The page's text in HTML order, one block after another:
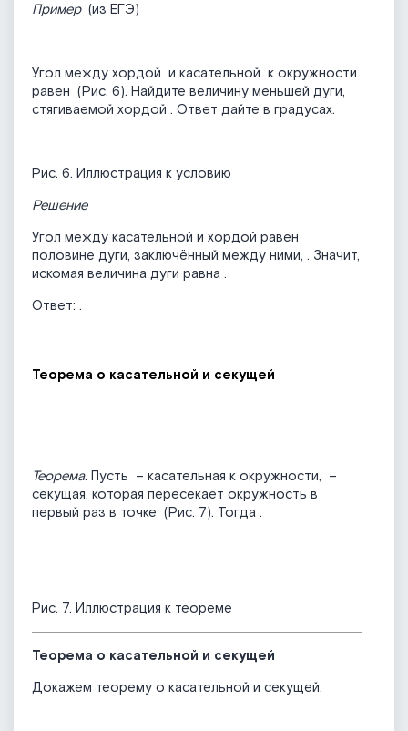
Пример (из ЕГЭ)
Угол между хордой и касательной к окружности
равен (Рис. 6). Найдите величину меньшей дуги,
стягиваемой хордой . Ответ дайте в градусах.
Рис. 6. Иллюстрация к условию
Решение
Угол между касательной и хордой равен
половине дуги, заключённый между ними, . Значит,
искомая величина дуги равна .
Ответ: .
Теорема о касательной и секущей
Теорема. Пусть – касательная к окружности, –
секущая, которая пересекает окружность в
первый раз в точке (Рис. 7). Тогда .
Рис. 7. Иллюстрация к теореме
Теорема о касательной и секущей
Докажем теорему о касательной и секущей.